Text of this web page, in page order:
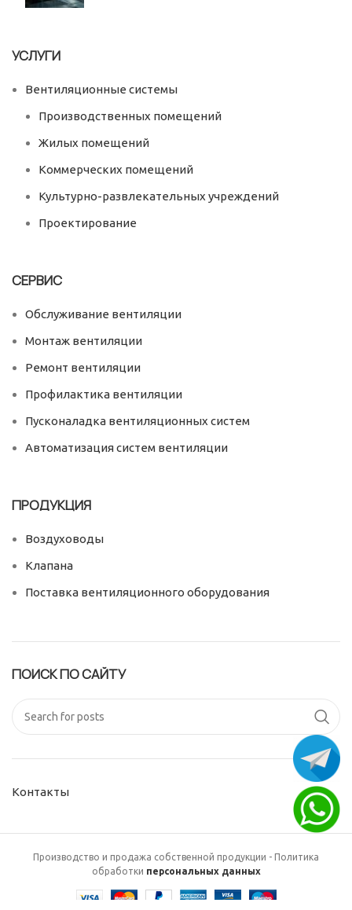
УСЛУГИ
Вентиляционные системы
Производственных помещений
Жилых помещений
Коммерческих помещений
Культурно-развлекательных учреждений
Проектирование
СЕРВИС
Обслуживание вентиляции
Монтаж вентиляции
Ремонт вентиляции
Профилактика вентиляции
Пусконаладка вентиляционных систем
Автоматизация систем вентиляции
ПРОДУКЦИЯ
Воздуховоды
Клапана
Поставка вентиляционного оборудования
ПОИСК ПО САЙТУ
Контакты
Производство и продажа собственной продукции - Политика
обработки персональных данных